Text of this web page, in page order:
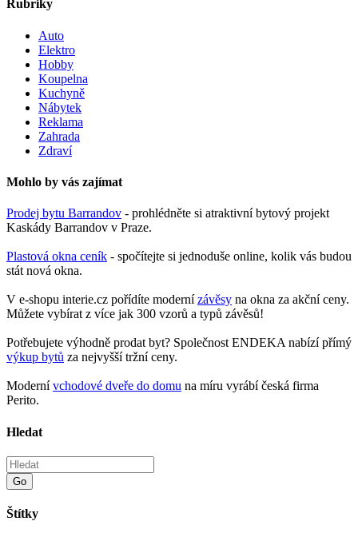
Rubriky
Auto
Elektro
Hobby
Koupelna
Kuchyně
Nábytek
Reklama
Zahrada
Zdraví
Mohlo by vás zajímat
Prodej bytu Barrandov - prohlédněte si atraktivní bytový projekt
Kaskády Barrandov v Praze.
Plastová okna ceník - spočítejte si jednoduše online, kolik vás budou
stát nová okna.
V e-shopu interie.cz pořídíte modernízávěsy na okna za akční ceny.
Můžete vybírat z více jak 300 vzorů a typů závěsů!
Potřebujete výhodně prodat byt? Společnost ENDEKA nabízí přímý
výkup bytů za nejvyšší tržní ceny.
Modernívchodové dveře do domu na míru vyrábí česká firma
Perito.
Hledat
Go
Štítky